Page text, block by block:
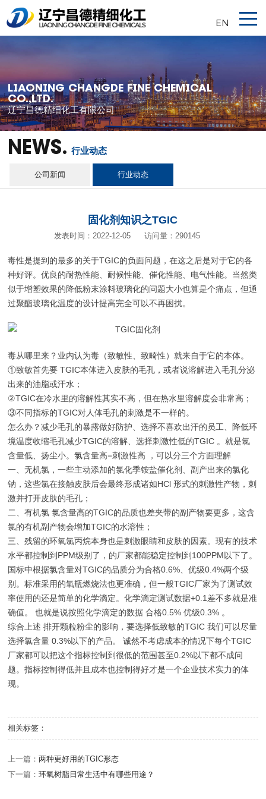
EN
LIAONING CHANGDE FINE CHEMICAL
CO.,LTD.
辽宁昌德精细化工有限公司
NEWS. 行业动态
公司新闻 行业动态
固化剂知识之TGIC
发表时间：2022-12-05 访问量：290145
毒性是提到的最多的关于TGIC的负面问题，在这之后是对于它的各
种好评。优良的耐热性能、耐候性能、催化性能、电气性能。当然类
似于增塑效果的降低粉末涂料玻璃化的问题大小也算是个痛点，但通
过聚酯玻璃化温度的设计提高完全可以不再困扰。
毒从哪里来？业内认为毒（致敏性、致畸性）就来自于它的本体。
①致敏首先要 TGIC本体进入皮肤的毛孔，或者说溶解进入毛孔分泌
出来的油脂或汗水；
②TGIC在冷水里的溶解性其实不高，但在热水里溶解度会非常高；
③不同指标的TGIC对人体毛孔的刺激是不一样的。
怎么办？减少毛孔的暴露做好防护、选择不喜欢出汗的员工、降低环
境温度收缩毛孔减少TGIC的溶解、选择刺激性低的TGIC 。就是氯
含量低、扬尘小。氯含量高=刺激性高 ，可以分三个方面理解
一、无机氯，一些主动添加的氯化季铵盐催化剂、副产出来的氯化
钠，这些氯在接触皮肤后会最终形成诸如HCl 形式的刺激性产物，刺
激并打开皮肤的毛孔；
二、有机氯 氯含量高的TGIC的品质也差夹带的副产物要更多，这含
氯的有机副产物会增加TGIC的水溶性；
三、残留的环氧氯丙烷本身也是刺激眼睛和皮肤的因素。现有的技术
水平都控制到PPM级别了，的厂家都能稳定控制到100PPM以下了。
国标中根据氯含量对TGIC的品质分为合格0.6%、优级0.4%两个级
别。标准采用的氧瓶燃烧法也更准确，但一般TGIC厂家为了测试效
率使用的还是简单的化学滴定。化学滴定测试数据+0.1差不多就是准
确值。 也就是说按照化学滴定的数据 合格0.5% 优级0.3% 。
综合上述 排开颗粒粉尘的影响，要选择低致敏的TGIC 我们可以尽量
选择氯含量 0.3%以下的产品。 诚然不考虑成本的情况下每个TGIC
厂家都可以把这个指标控制到很低的范围甚至0.2%以下都不成问
题。指标控制得低并且成本也控制得好才是一个企业技术实力的体
现。
相关标签：
上一篇：两种更好用的TGIC形态
下一篇：环氧树脂日常生活中有哪些用途？